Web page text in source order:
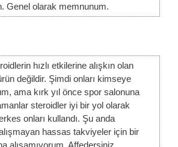
Genel olarak memnunum.
hızlı etkilerine alışkın olan
değildir. Şimdi onları kimseye
ama kırk yıl önce spor salonuna
steroidler iyi bir yol olarak
onları kullandı. Şu anda
hassas takviyeler için bir
alışamıyorum. Affedersiniz.